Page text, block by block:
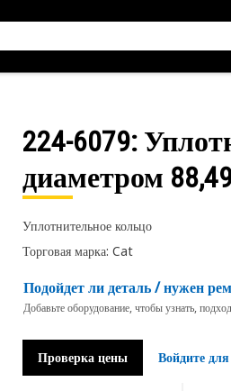
224-6079:
диаметром
Уплотнительное кольцо
Торговая марка: Cat
Подойдет ли деталь / нужен
Добавьте оборудование, чтобы узнать,
Проверка цены Войдите